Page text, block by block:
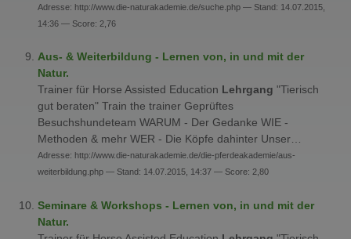
Adresse: http://www.die-naturakademie.de/suche.php — Stand: 14.07.2015,
14:36 — Score: 2,76
Aus- & Weiterbildung - Lernen von, in und mit der
Natur.
Trainer für Horse Assisted Education Lehrgang "Tierisch
gut beraten" Train the trainer Geprüftes
Besuchshundeteam WARUM - Der Gedanke WIE -
Methoden & mehr WER - Die Köpfe dahinter Unser…
Adresse: http://www.die-naturakademie.de/die-pferdeakademie/aus-
weiterbildung.php — Stand: 14.07.2015, 14:37 — Score: 2,80
Seminare & Workshops - Lernen von, in und mit der
Natur.